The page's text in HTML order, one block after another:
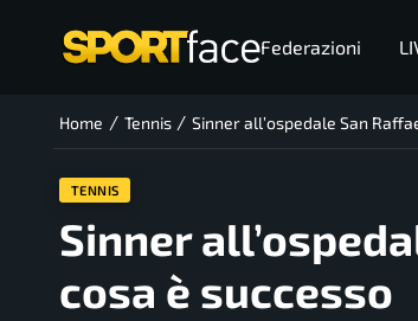
Federazioni
Home / Tennis / Sinner all’ospedale San
TENNIS
Sinner
cosa è successo